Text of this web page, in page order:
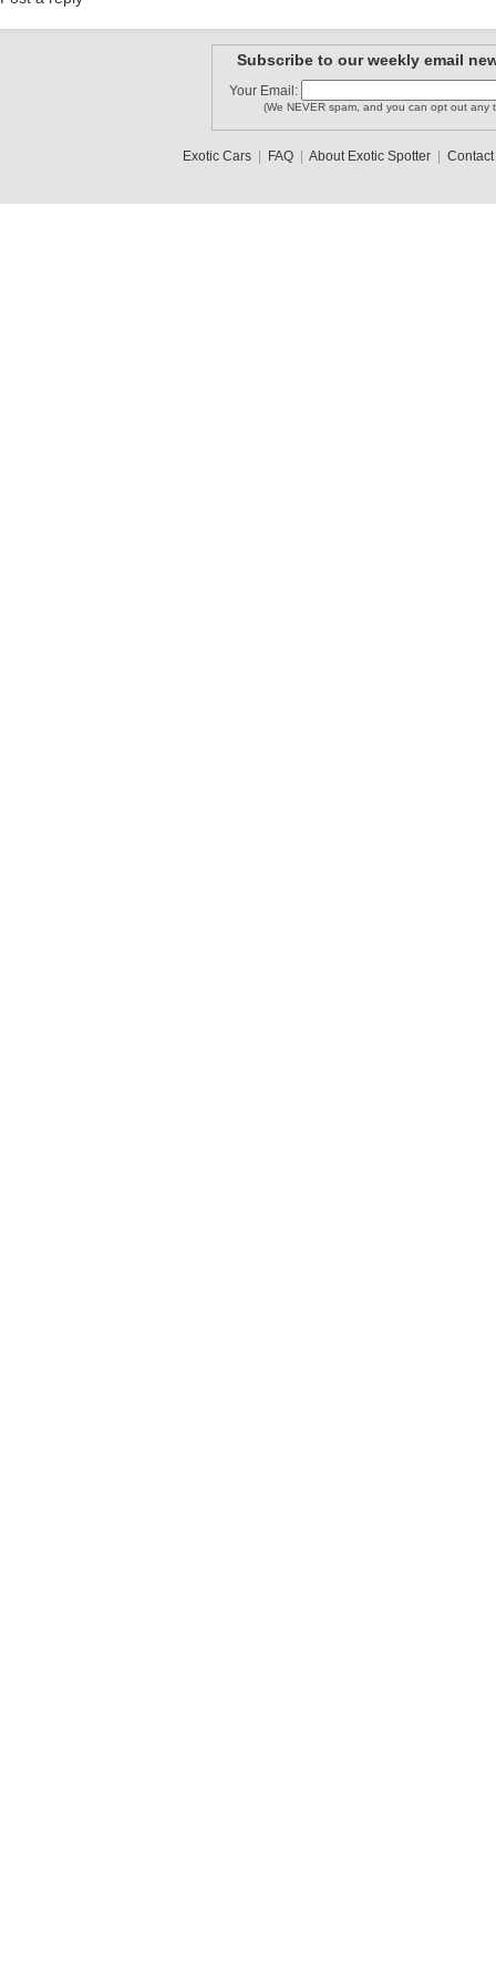
Subscribe to our weekly email
Your Email:
(We NEVER spam, and you can opt out any
Exotic Cars| FAQ| About Exotic Spotter| Contact